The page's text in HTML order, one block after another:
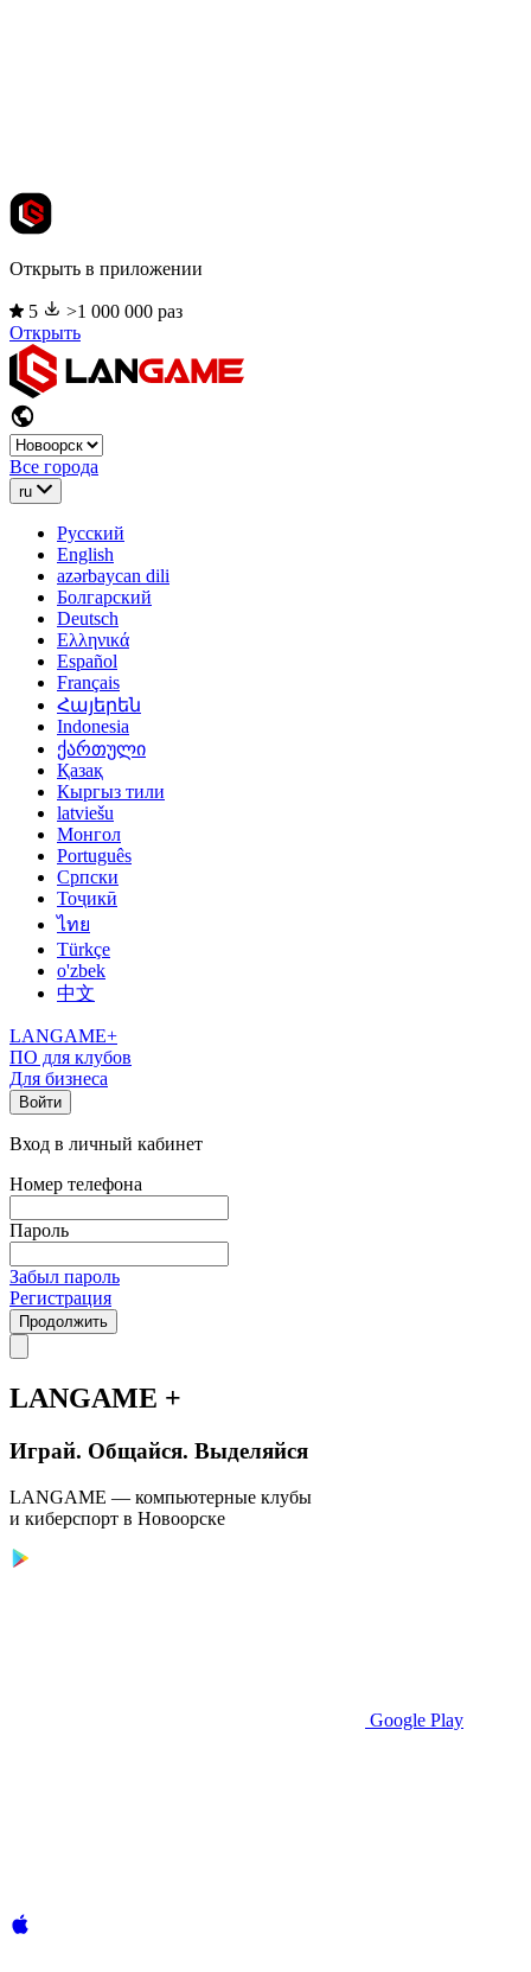
Открыть в приложении
5
>1 000 000 раз
Открыть
Все города
ru
Русский
English
azərbaycan dili
Болгарский
Deutsch
Ελληνικά
Español
Français
Հայերեն
Indonesia
ქართული
Қазақ
Кыргыз тили
latviešu
Монгол
Português
Српски
Тоҷикӣ
ไทย
Türkçe
o'zbek
中文
LANGAME+
ПО для клубов
Для бизнеса
Войти
Вход в личный кабинет
Номер телефона
Пароль
Забыл пароль
Регистрация
Продолжить
LANGAME +
Играй. Общайся. Выделяйся
LANGAME — компьютерные клубы
и киберспорт в Новоорске
Google Play